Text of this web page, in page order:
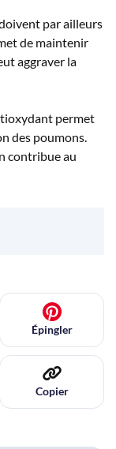
par ailleurs
de maintenir
aggraver la
permet
des poumons.
contribue au
Épingler
Copier